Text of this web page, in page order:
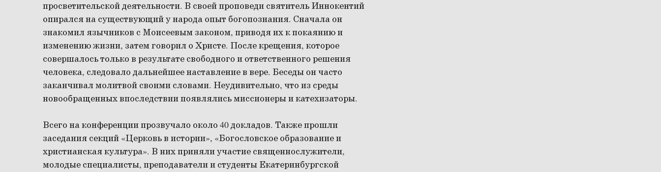
просветительской деятельности. В своей проповеди святитель Иннокентий
опирался на существующий у народа опыт богопознания. Сначала он
знакомил язычников с Моисеевым законом, приводя их к покаянию и
изменению жизни, затем говорил о Христе. После крещения, которое
совершалось только в результате свободного и ответственного решения
человека, следовало дальнейшее наставление в вере. Беседы он часто
заканчивал молитвой своими словами. Неудивительно, что из среды
новообращенных впоследствии появлялись миссионеры и катехизаторы.
Всего на конференции прозвучало около 40 докладов. Также прошли
заседания секций «Церковь в истории», «Богословское образование и
христианская культура». В них приняли участие священнослужители,
молодые специалисты, преподаватели и студенты Екатеринбургской